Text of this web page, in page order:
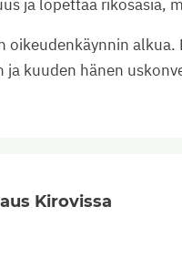
ja lopettaa rikosasia,
oikeudenkäynnin alkua.
ja kuuden hänen
Kirovissa